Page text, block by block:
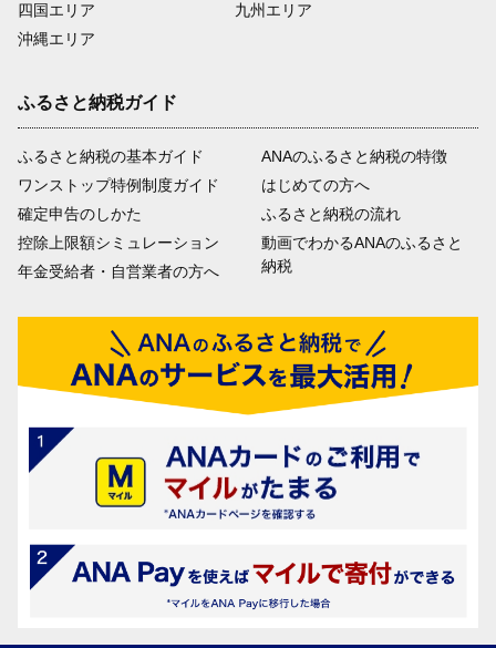
四国エリア
沖縄エリア
九州エリア
ふるさと納税ガイド
ふるさと納税の基本ガイド
ワンストップ特例制度ガイド
確定申告のしかた
控除上限額シミュレーション
年金受給者・自営業者の方へ
ANAのふるさと納税の特徴
はじめての方へ
ふるさと納税の流れ
動画でわかるANAのふるさと
納税